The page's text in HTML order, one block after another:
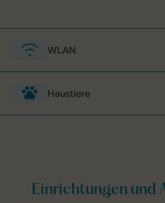
WLAN
Haustiere